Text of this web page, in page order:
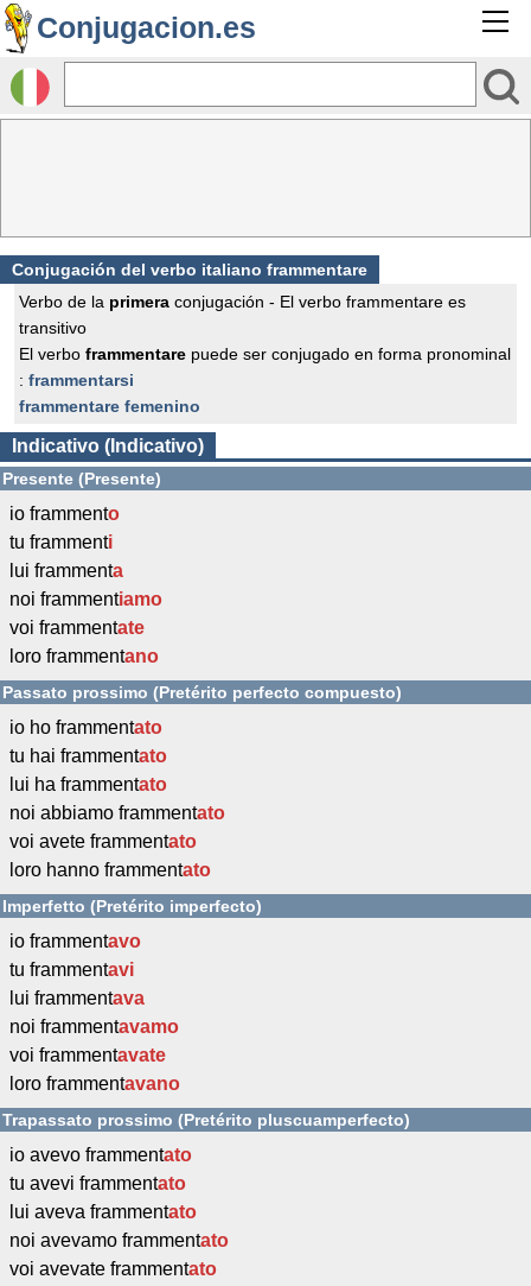
Conjugacion.es
Conjugación del verbo italiano frammentare
Verbo de la primera conjugación - El verbo frammentare es
transitivo
El verbo frammentare puede ser conjugado en forma pronominal
: frammentarsi
frammentare femenino
Indicativo (Indicativo)
Presente (Presente)
io frammento
tu frammenti
lui frammenta
noi frammentiamo
voi frammentate
loro frammentano
Passato prossimo (Pretérito perfecto compuesto)
io ho frammentato
tu hai frammentato
lui ha frammentato
noi abbiamo frammentato
voi avete frammentato
loro hanno frammentato
Imperfetto (Pretérito imperfecto)
io frammentavo
tu frammentavi
lui frammentava
noi frammentavamo
voi frammentavate
loro frammentavano
Trapassato prossimo (Pretérito pluscuamperfecto)
io avevo frammentato
tu avevi frammentato
lui aveva frammentato
noi avevamo frammentato
voi avevate frammentato